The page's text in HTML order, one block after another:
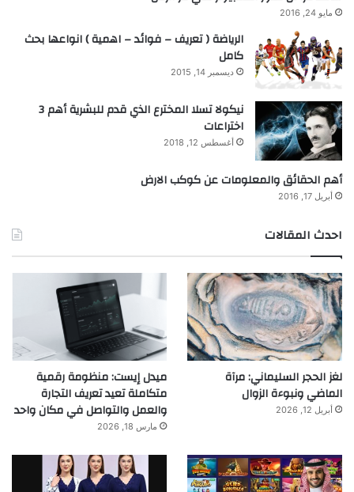
مايو 24, 2016
الرياضة ( تعريف – فوائد – اهمية ) انواعها بحث
كامل
ديسمبر 14, 2015
نيكولا تسلا المخترع الذي قدم للبشرية أهم 3
اختراعات
أغسطس 12, 2018
أهم الحقائق والمعلومات عن كوكب الارض
أبريل 17, 2016
احدث المقالات
لغز الحجر السليماني: مرآة
الماضي ونبوءة الزوال
أبريل 12, 2026
ميدل إيست: منظومة رقمية
متكاملة تعيد تعريف التجارة
والعمل والتواصل في مكان واحد
مارس 18, 2026